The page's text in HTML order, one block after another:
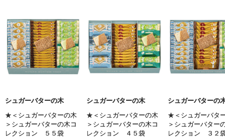
シュガーバターの木
★＜シュガーバターの木
＞シュガーバターの木コ
レクション ５５袋
シュガーバターの木
★＜シュガーバターの木
＞シュガーバターの木コ
レクション ４５袋
シュガーバターの
★＜シュガーバタ
＞シュガーバター
レクション ３２